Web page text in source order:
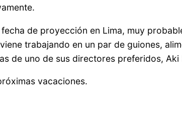
de proyección en Lima, muy
trabajando en un par de guiones,
de uno de sus directores preferidos, Aki
vacaciones.